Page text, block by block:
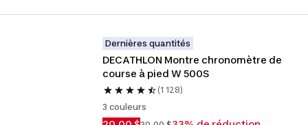
Dernières quantités
DECATHLON Montre chronomètre de
course à pied W 500S
(1 128)
3 couleurs